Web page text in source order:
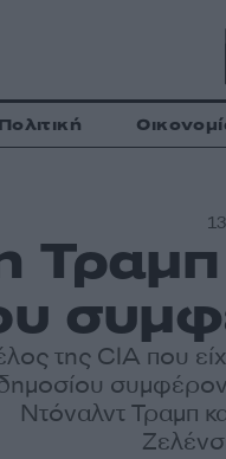
Πολιτική
της CIA που
Ντόναλντ Τραμπ